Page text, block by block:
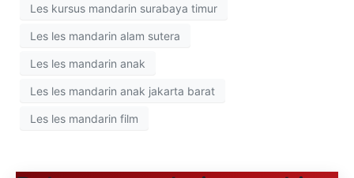
Les kursus mandarin surabaya timur
Les les mandarin alam sutera
Les les mandarin anak
Les les mandarin anak jakarta barat
Les les mandarin film